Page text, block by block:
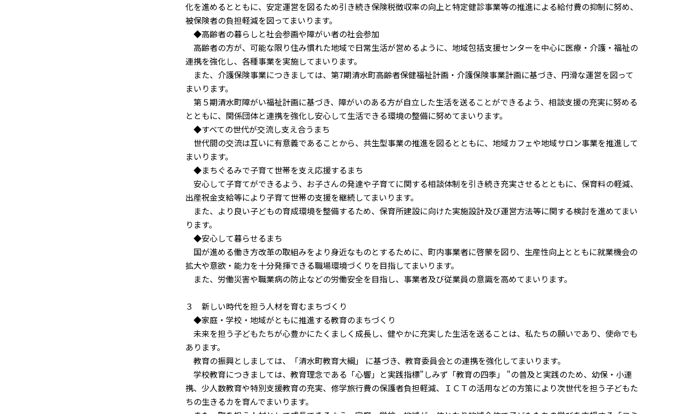
化を進めるとともに、安定運営を図るため引き続き保険税徴収率の向上と特定健診事業等の推進による給付費の抑制に努め、
被保険者の負担軽減を図ってまいります。
◆高齢者の暮らしと社会参画や障がい者の社会参加
高齢者の方が、可能な限り住み慣れた地域で日常生活が営めるように、地域包括支援センターを中心に医療・介護・福祉の
連携を強化し、各種事業を実施してまいります。
また、介護保険事業につきましては、第7期清水町高齢者保健福祉計画・介護保険事業計画に基づき、円滑な運営を図って
まいります。
第５期清水町障がい福祉計画に基づき、障がいのある方が自立した生活を送ることができるよう、相談支援の充実に努める
とともに、関係団体と連携を強化し安心して生活できる環境の整備に努めてまいります。
◆すべての世代が交流し支え合うまち
世代間の交流は互いに有意義であることから、共生型事業の推進を図るとともに、地域カフェや地域サロン事業を推進して
まいります。
◆まちぐるみで子育て世帯を支え応援するまち
安心して子育てができるよう、お子さんの発達や子育てに関する相談体制を引き続き充実させるとともに、保育料の軽減、
出産祝金支給等により子育て世帯の支援を継続してまいります。
また、より良い子どもの育成環境を整備するため、保育所建設に向けた実施設計及び運営方法等に関する検討を進めてまい
ります。
◆安心して暮らせるまち
国が進める働き方改革の取組みをより身近なものとするために、町内事業者に啓蒙を図り、生産性向上とともに就業機会の
拡大や意欲・能力を十分発揮できる職場環境づくりを目指してまいります。
また、労働災害や職業病の防止などの労働安全を目指し、事業者及び従業員の意識を高めてまいります。
３ 新しい時代を担う人材を育むまちづくり
◆家庭・学校・地域がともに推進する教育のまちづくり
未来を担う子どもたちが心豊かにたくましく成長し、健やかに充実した生活を送ることは、私たちの願いであり、使命でも
あります。
教育の振興としましては、「清水町教育大綱」 に基づき、教育委員会との連携を強化してまいります。
学校教育につきましては、教育理念である「心響」と実践指標"しみず「教育の四季」 "の普及と実践のため、幼保・小連
携、少人数教育や特別支援教育の充実、修学旅行費の保護者負担軽減、ＩＣＴの活用などの方策により次世代を担う子どもた
ちの生きるカを育んでまいります。